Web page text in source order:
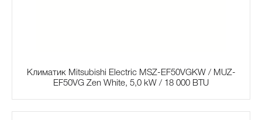
Климатик Mitsubishi Electric MSZ-EF50VGKW / MUZ-
EF50VG Zen White, 5,0 kW / 18 000 BTU